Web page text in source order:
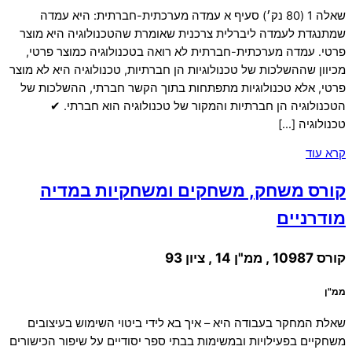
שאלה 1 (80 נק׳) סעיף א עמדה מערכתית-חברתית: היא עמדה
שמתנגדת לעמדה ליברלית צרכנית שאומרת שהטכנולוגיה היא מוצר
פרטי. עמדה מערכתית-חברתית לא רואה בטכנולוגיה כמוצר פרטי,
מכיוון שההשלכות של טכנולוגיות הן חברתיות, טכנולוגיה היא לא מוצר
פרטי, אלא טכנולוגיות מתפתחות בתוך הקשר חברתי, ההשלכות של
הטכנולוגיה הן חברתיות והמקור של טכנולוגיה הוא חברתי. ✔
טכנולוגיה […]
קרא עוד
קורס משחק, משחקים ומשחקיות במדיה
מודרניים
קורס 10987 , ממ"ן 14 , ציון 93
ממ"ן
שאלת המחקר בעבודה היא – איך בא לידי ביטוי השימוש בעיצובים
משחקיים בפעילויות ובמשימות בבתי ספר יסודיים על שיפור הכישורים